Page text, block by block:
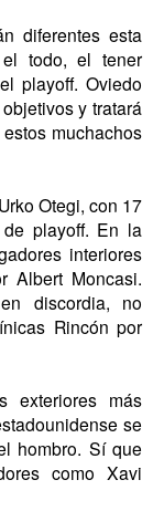
diferentes esta
todo, el tener
playoff. Oviedo
y tratará
muchachos
Otegi, con 17
playoff. En la
interiores
Albert Moncasi.
discordia, no
Rincón por
exteriores más
se
hombro. Sí que
como Xavi